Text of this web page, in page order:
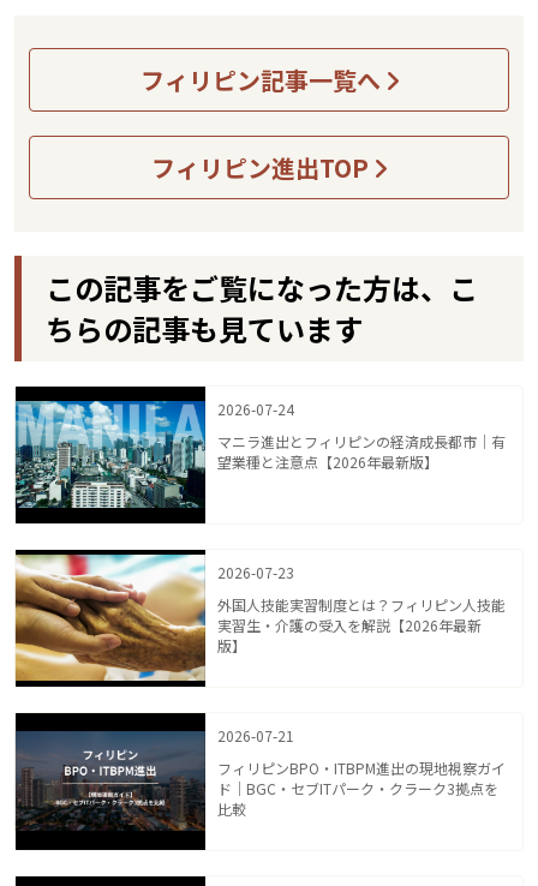
フィリピン記事一覧へ
フィリピン進出TOP
この記事をご覧になった方は、こ
ちらの記事も見ています
2026-07-24
マニラ進出とフィリピンの経済成長都市｜有
望業種と注意点【2026年最新版】
2026-07-23
外国人技能実習制度とは？フィリピン人技能
実習生・介護の受入を解説【2026年最新
版】
2026-07-21
フィリピンBPO・ITBPM進出の現地視察ガイ
ド｜BGC・セブITパーク・クラーク3拠点を
比較